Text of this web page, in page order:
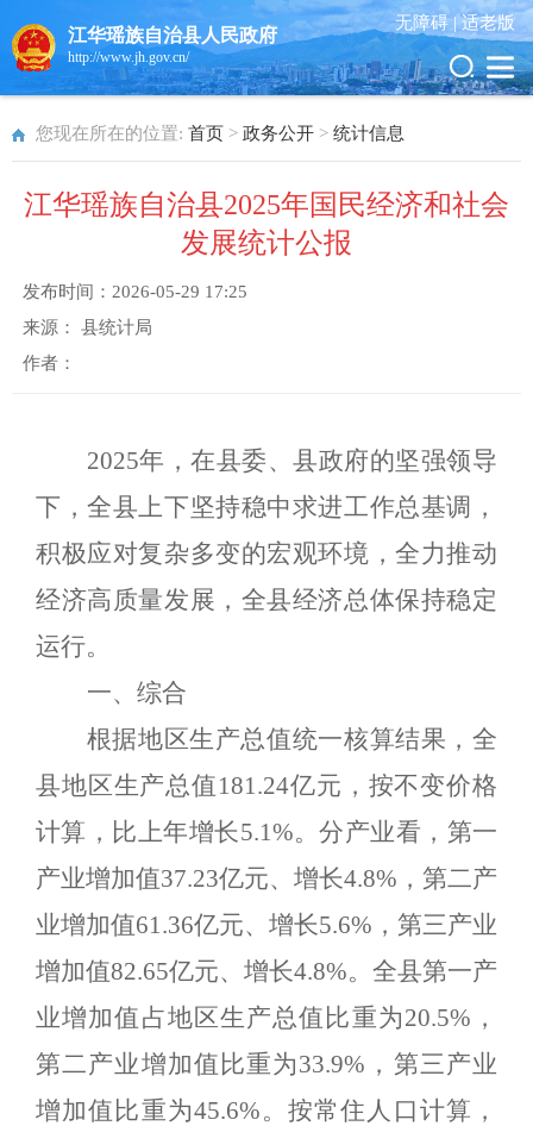
江华瑶族自治县人民政府
http://www.jh.gov.cn/
无障碍 |适老版
您现在所在的位置: 首页 > 政务公开 > 统计信息
江华瑶族自治县2025年国民经济和社会
发展统计公报
发布时间： 2026-05-29 17:25
来源： 县统计局
作者：
2025年，在县委、县政府的坚强领导
下，全县上下坚持稳中求进工作总基调，
积极应对复杂多变的宏观环境，全力推动
经济高质量发展，全县经济总体保持稳定
运行。
一、综合
根据地区生产总值统一核算结果，全
县地区生产总值181.24亿元，按不变价格
计算，比上年增长5.1%。分产业看，第一
产业增加值37.23亿元、增长4.8% ，第二产
业增加值61.36亿元、增长5.6% ，第三产业
增加值82.65亿元、增长4.8%。 全县第一产
业增加值占地区生产总值比重为20.5% ，
第二产业增加值比重为33.9% ，第三产业
增加值比重为45.6%。按常住人口计算，